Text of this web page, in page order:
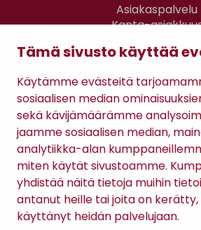
Tämä sivusto käyttää
Käytämme evästeitä
sosiaalisen median
sekä kävijämäärämme
jaamme sosiaalisen median,
analytiikka-alan
miten käytät sivustoamme.
yhdistää näitä tietoja muihin
antanut heille tai joita on kerätty,
käyttänyt heidän palvelujaan.
Asiakaspalvelu
Kanta-
Gomee Ratsula
Sopimusehdot
Maksutavat